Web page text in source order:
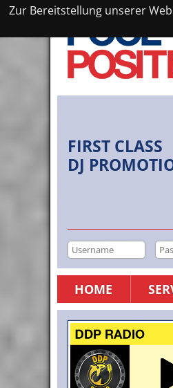
Zur Bereitstellung unserer
FIRST CLASS
DJ
HOME